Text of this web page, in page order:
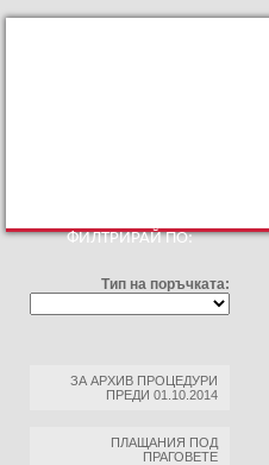
ФИЛТРИРАЙ ПО:
Тип на поръчката:
ЗА АРХИВ ПРОЦЕДУРИ
ПРЕДИ 01.10.2014
ПЛАЩАНИЯ ПОД
ПРАГОВЕТЕ